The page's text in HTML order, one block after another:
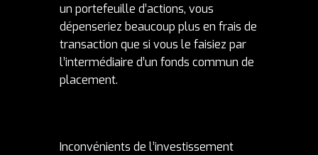
un portefeuille d’actions, vous
dépenseriez beaucoup plus en frais de
transaction que si vous le faisiez par
l’intermédiaire d’un fonds commun de
placement.
Inconvénients de l’investissement